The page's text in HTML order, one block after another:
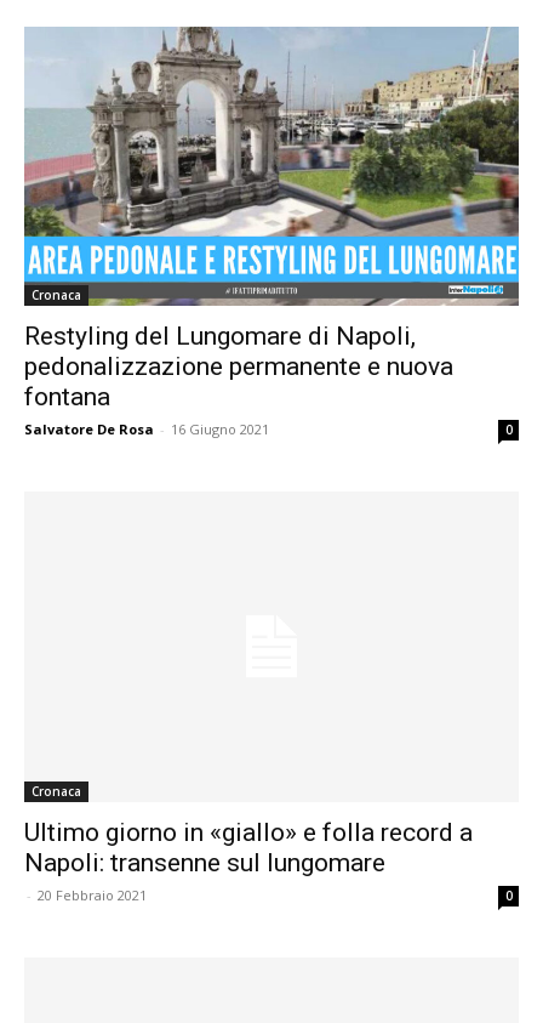
Cronaca
Restyling del Lungomare di Napoli,
pedonalizzazione permanente e nuova
fontana
Salvatore De Rosa - 16 Giugno 2021 0
Cronaca
Ultimo giorno in «giallo» e folla record a
Napoli: transenne sul lungomare
- 20 Febbraio 2021 0